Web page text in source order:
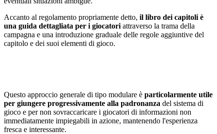
Accanto al regolamento propriamente detto, il libro dei capitoli è
una guida dettagliata per i giocatori attraverso la trama della
campagna e una introduzione graduale delle regole aggiuntive del
capitolo e dei suoi elementi di gioco.
Questo approccio generale di tipo modulare è particolarmente utile
per giungere progressivamente alla padronanza del sistema di
gioco e per non sovraccaricare i giocatori di informazioni non
immediatamente impiegabili in azione, mantenendo l'esperienza
fresca e interessante.